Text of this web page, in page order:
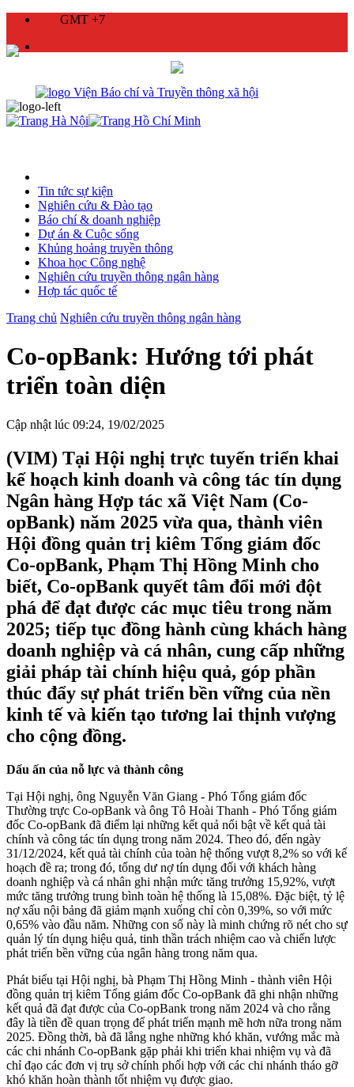
GMT +7
Tin tức sự kiện
Nghiên cứu & Đào tạo
Báo chí & doanh nghiệp
Dự án & Cuộc sống
Khủng hoảng truyền thông
Khoa học Công nghệ
Nghiên cứu truyền thông ngân hàng
Hợp tác quốc tế
Trang chủ Nghiên cứu truyền thông ngân hàng
Co-opBank: Hướng tới phát
triển toàn diện
Cập nhật lúc 09:24, 19/02/2025
(VIM) Tại Hội nghị trực tuyến triển khai
kế hoạch kinh doanh và công tác tín dụng
Ngân hàng Hợp tác xã Việt Nam (Co-
opBank) năm 2025 vừa qua, thành viên
Hội đồng quản trị kiêm Tổng giám đốc
Co-opBank, Phạm Thị Hồng Minh cho
biết, Co-opBank quyết tâm đổi mới đột
phá để đạt được các mục tiêu trong năm
2025; tiếp tục đồng hành cùng khách hàng
doanh nghiệp và cá nhân, cung cấp những
giải pháp tài chính hiệu quả, góp phần
thúc đẩy sự phát triển bền vững của nền
kinh tế và kiến tạo tương lai thịnh vượng
cho cộng đồng.
Dấu ấn của nỗ lực và thành công
Tại Hội nghị, ông Nguyễn Văn Giang - Phó Tổng giám đốc
Thường trực Co-opBank và ông Tô Hoài Thanh - Phó Tổng giám
đốc Co-opBank đã điểm lại những kết quả nổi bật về kết quả tài
chính và công tác tín dụng trong năm 2024. Theo đó, đến ngày
31/12/2024, kết quả tài chính của toàn hệ thống vượt 8,2% so với kế
hoạch đề ra; trong đó, tổng dư nợ tín dụng đối với khách hàng
doanh nghiệp và cá nhân ghi nhận mức tăng trưởng 15,92%, vượt
mức tăng trưởng trung bình toàn hệ thống là 15,08%. Đặc biệt, tỷ lệ
nợ xấu nội bảng đã giảm mạnh xuống chỉ còn 0,39%, so với mức
0,65% vào đầu năm. Những con số này là minh chứng rõ nét cho sự
quản lý tín dụng hiệu quả, tinh thần trách nhiệm cao và chiến lược
phát triển bền vững của ngân hàng trong năm qua.
Phát biểu tại Hội nghị, bà Phạm Thị Hồng Minh - thành viên Hội
đồng quản trị kiêm Tổng giám đốc Co-opBank đã ghi nhận những
kết quả đã đạt được của Co-opBank trong năm 2024 và cho rằng
đây là tiền đề quan trọng để phát triển mạnh mẽ hơn nữa trong năm
2025. Đồng thời, bà đã lắng nghe những khó khăn, vướng mắc mà
các chi nhánh Co-opBank gặp phải khi triển khai nhiệm vụ và đã
chỉ đạo các đơn vị trụ sở chính phối hợp với các chi nhánh tháo gỡ
khó khăn hoàn thành tốt nhiệm vụ được giao.